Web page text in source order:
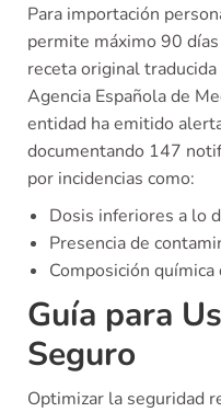
Para importación
permite máximo 90
receta original
Agencia Española de
entidad ha emitido
documentando 147
por incidencias como:
Dosis inferiores a lo
Presencia de
Composición química
Guía para
Seguro
Optimizar la seguridad